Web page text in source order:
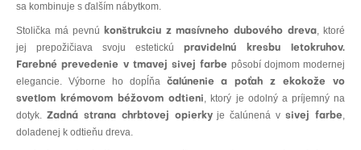
sa kombinuje s ďalším nábytkom.
Stolička má pevnú konštrukciu z masívneho dubového dreva, ktoré
jej prepožičiava svoju estetickú pravidelnú kresbu letokruhov.
Farebné prevedenie v tmavej sivej farbe pôsobí dojmom modernej
elegancie. Výborne ho dopĺňa
čalúnenie a poťah z ekokože vo
svetlom krémovom béžovom odtieni, ktorý je odolný a príjemný na
dotyk. Zadná strana chrbtovej opierkyje čalúnená vsivej farbe,
doladenej k odtieňu dreva.